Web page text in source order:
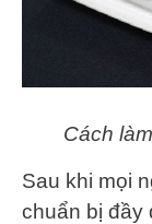
Cách
Sau khi mọi
chuẩn bị đầy